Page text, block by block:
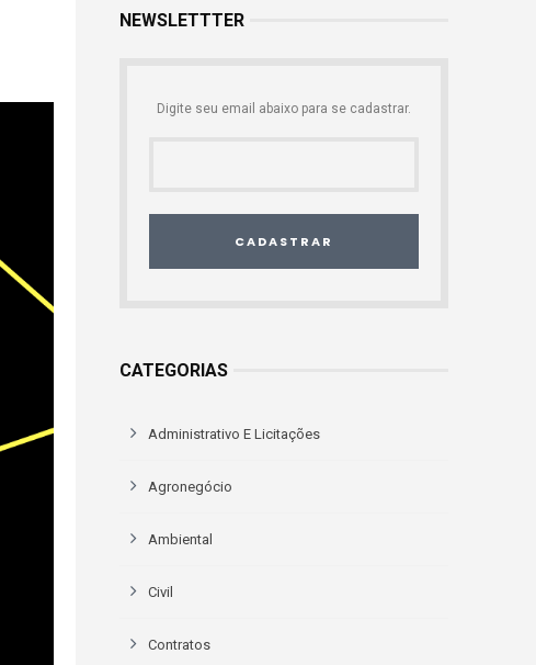
NEWSLETTTER
Digite seu email abaixo para se cadastrar.
CADASTRAR
CATEGORIAS
Administrativo E Licitações
Agronegócio
Ambiental
Civil
Contratos